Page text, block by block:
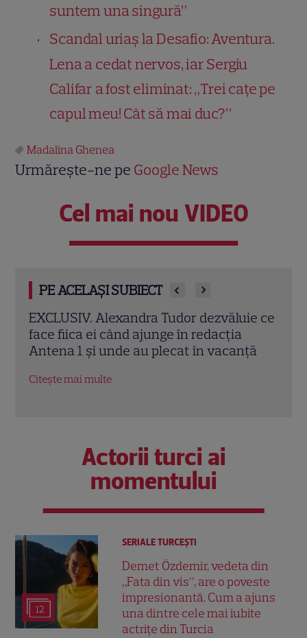
suntem una singură”
Scandal uriaș la Desafio: Aventura.
Lena a cedat nervos, iar Sergiu
Califar a fost eliminat: „Trei cațe pe
capul meu! Cât să mai duc?”
Madalina Ghenea
Urmărește-ne pe Google News
Cel mai nou VIDEO
PE ACELAȘI SUBIECT
Amalia Enache, imagini spectaculoase
din Veneția alături de fiica ei. Dorința
împlinită după 10 ani
Citește mai multe
Actorii turci ai
momentului
12
SERIALE TURCEŞTI
Demet Özdemir, vedeta din
„Fata din vis”, are o poveste
impresionantă. Cum a ajuns
una dintre cele mai iubite
actrițe din Turcia